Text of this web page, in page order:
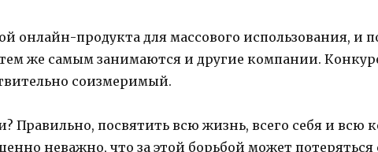
онлайн-продукта для массового использования, и
же самым занимаются и другие компании.
соизмеримый.
Правильно, посвятить всю жизнь, всего себя и всю
неважно, что за этой борьбой может